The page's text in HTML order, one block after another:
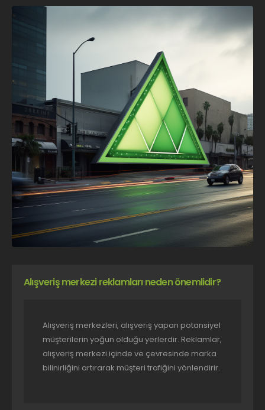
Alışveriş merkezi reklamları neden önemlidir?
Alışveriş merkezleri, alışveriş yapan potansiyel
müşterilerin yoğun olduğu yerlerdir. Reklamlar,
alışveriş merkezi içinde ve çevresinde marka
bilinirliğini artırarak müşteri trafiğini yönlendirir.